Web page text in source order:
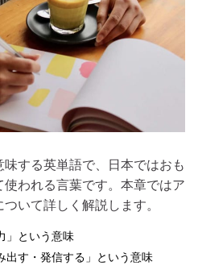
する英単語で、日本ではおも
われる言葉です。本章ではア
いて詳しく解説します。
」という意味
出す・発信する」という意味